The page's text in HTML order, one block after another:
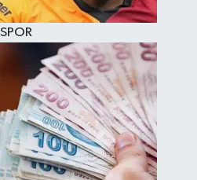
SPOR